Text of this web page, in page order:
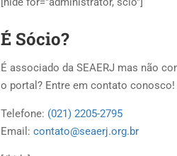
É Sócio?
É associado da SEAERJ mas não
o portal? Entre em contato conosco!
Telefone: (021) 2205-2795
Email: contato@seaerj.org.br